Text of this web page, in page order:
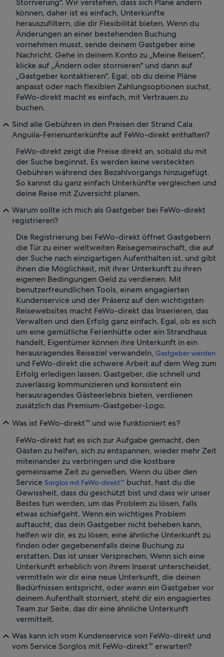
Stornierung". Wir verstehen, dass sich Pläne ändern
können, daher ist es einfach, Unterkünfte
herauszufiltern, die dir Flexibilität bieten. Wenn du
Änderungen an einer bestehenden Buchung
vornehmen musst, sende deinem Gastgeber eine
Nachricht. Gehe in deinem Konto zu „Meine Reisen",
klicke auf „Ändern oder stornieren" und dann auf
„Gastgeber kontaktieren". Egal, ob du deine Pläne
anpasst oder nach flexiblen Zahlungsoptionen suchst,
FeWo-direkt macht es einfach, mit Vertrauen zu
buchen.
Sind alle Gebühren in den Preisen der Strand Cala
Anguila-Ferienunterkünfte auf FeWo-direkt enthalten?
FeWo-direkt zeigt die Preise direkt an, sobald du mit
der Suche beginnst. Es werden keine versteckten
Gebühren während des Bezahlvorgangs hinzugefügt.
So kannst du ganz einfach Unterkünfte vergleichen und
deine Reise mit Zuversicht planen.
Warum sollte ich mich als Gastgeber bei FeWo-direkt
registrieren?
Die Registrierung bei FeWo-direkt öffnet Gastgebern
die Tür zu einer weltweiten Reisegemeinschaft, die auf
der Suche nach einzigartigen Aufenthalten ist, und gibt
ihnen die Möglichkeit, mit ihrer Unterkunft zu ihren
eigenen Bedingungen Geld zu verdienen. Mit
benutzerfreundlichen Tools, einem engagierten
Kundenservice und der Präsenz auf den wichtigsten
Reisewebsites macht FeWo-direkt das Inserieren, das
Verwalten und den Erfolg ganz einfach. Egal, ob es sich
um eine gemütliche Ferienhütte oder ein Strandhaus
handelt, Eigentümer können ihre Unterkunft in ein
herausragendes Reiseziel verwandeln, Gastgeber werden
und FeWo-direkt die schwere Arbeit auf dem Weg zum
Erfolg erledigen lassen. Gastgeber, die schnell und
zuverlässig kommunizieren und konsistent ein
herausragendes Gästeerlebnis bieten, verdienen
zusätzlich das Premium-Gastgeber-Logo.
Was ist FeWo-direkt™ und wie funktioniert es?
FeWo-direkt hat es sich zur Aufgabe gemacht, den
Gästen zu helfen, sich zu entspannen, wieder mehr Zeit
miteinander zu verbringen und die kostbare
gemeinsame Zeit zu genießen. Wenn du über den
Service Sorglos mit FeWo-direkt™ buchst, hast du die
Gewissheit, dass du geschützt bist und dass wir unser
Bestes tun werden, um das Problem zu lösen, falls
etwas schiefgeht. Wenn ein wichtiges Problem
auftaucht, das dein Gastgeber nicht beheben kann,
helfen wir dir, es zu lösen, eine ähnliche Unterkunft zu
finden oder gegebenenfalls deine Buchung zu
erstatten. Das ist unser Versprechen. Wenn sich eine
Unterkunft erheblich von ihrem Inserat unterscheidet,
vermitteln wir dir eine neue Unterkunft, die deinen
Bedürfnissen entspricht, oder wenn ein Gastgeber vor
deinem Aufenthalt storniert, steht dir ein engagiertes
Team zur Seite, das dir eine ähnliche Unterkunft
vermittelt.
Was kann ich vom Kundenservice von FeWo-direkt und
vom Service Sorglos mit FeWo-direkt™ erwarten?